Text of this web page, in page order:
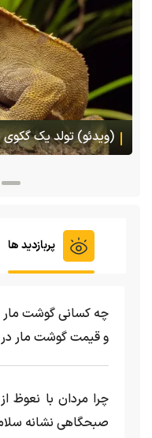
هجوم یک بزمجه
پربازدید ها
چه کسانی گوشت
و قیمت گوشت مار
چرا مردان با نعوظ
صبحگاهی نشانه